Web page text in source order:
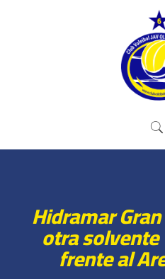
Hidramar
otra
frente al